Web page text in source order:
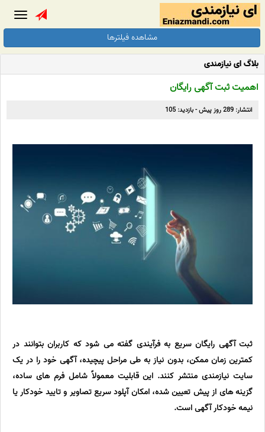
مشاهده فیلترها
بلاگ ای نیازمندی
اهمیت ثبت آگهی رایگان
انتشار: 289 روز پیش - بازدید: 105
ثبت آگهی رایگان سریع به فرآیندی گفته می شود که کاربران بتوانند در
کمترین زمان ممکن، بدون نیاز به طی مراحل پیچیده، آگهی خود را در یک
سایت نیازمندی منتشر کنند. این قابلیت معمولاً شامل فرم های ساده،
گزینه های از پیش تعیین شده، امکان آپلود سریع تصاویر و تایید خودکار یا
نیمه خودکار آگهی است.